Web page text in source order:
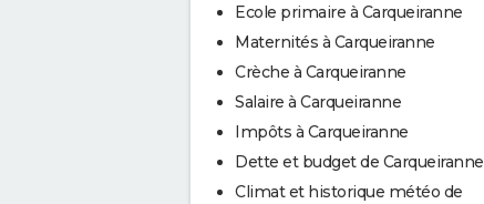
Ecole primaire à Carqueiranne
Maternités à Carqueiranne
Crèche à Carqueiranne
Salaire à Carqueiranne
Impôts à Carqueiranne
Dette et budget de Carqueiranne
Climat et historique météo de